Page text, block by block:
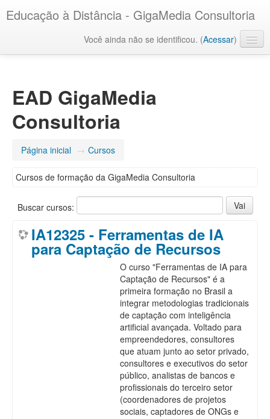
Educação à Distância - GigaMedia Consultoria
Você ainda não se identificou. (Acessar)
EAD GigaMedia
Consultoria
Página inicial → Cursos
Cursos de formação da GigaMedia Consultoria
Buscar cursos:
IA12325 - Ferramentas de IA
para Captação de Recursos
O curso "Ferramentas de IA para
Captação de Recursos" é a
primeira formação no Brasil a
integrar metodologias tradicionais
de captação com inteligência
artificial avançada. Voltado para
empreendedores, consultores
que atuam junto ao setor privado,
consultores e executivos do setor
público, analistas de bancos e
profissionais do terceiro setor
(coordenadores de projetos
sociais, captadores de ONGs e